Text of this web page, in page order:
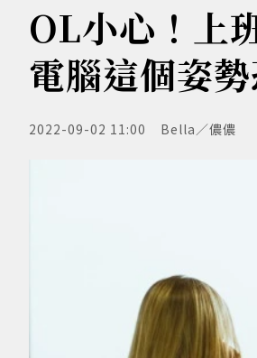
OL小心！上
電腦這個姿
2022-09-02 11:00 Bella／儂儂